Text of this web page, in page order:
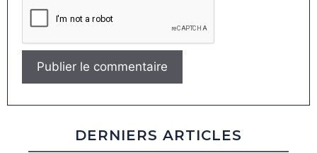
DERNIERS ARTICLES